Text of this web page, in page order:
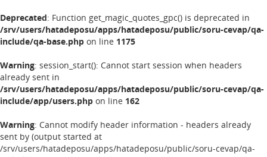
Deprecated: Function get_magic_quotes_gpc() is deprecated in
/srv/users/hatadeposu/apps/hatadeposu/public/soru-cevap/qa-
include/qa-base.php on line 1175
Warning: session_start(): Cannot start session when headers
already sent in
/srv/users/hatadeposu/apps/hatadeposu/public/soru-cevap/qa-
include/app/users.php on line 162
Warning: Cannot modify header information - headers already
sent by (output started at
/srv/users/hatadeposu/apps/hatadeposu/public/soru-cevap/qa-